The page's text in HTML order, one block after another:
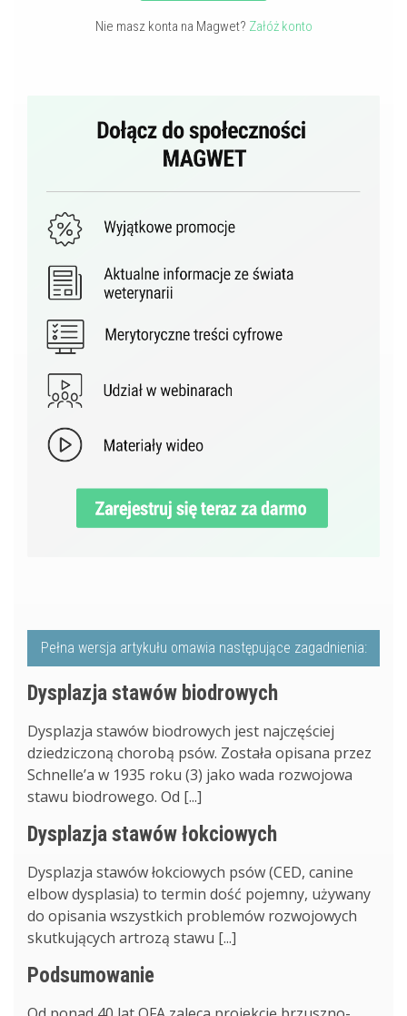
Nie masz konta na Magwet? Załóż konto
Pełna wersja artykułu omawia następujące zagadnienia:
Dysplazja stawów biodrowych
Dysplazja stawów biodrowych jest najczęściej
dziedziczoną chorobą psów. Została opisana przez
Schnelle’a w 1935 roku (3) jako wada rozwojowa
stawu biodrowego. Od [...]
Dysplazja stawów łokciowych
Dysplazja stawów łokciowych psów (CED, canine
elbow dysplasia) to termin dość pojemny, używany
do opisania wszystkich problemów rozwojowych
skutkujących artrozą stawu [...]
Podsumowanie